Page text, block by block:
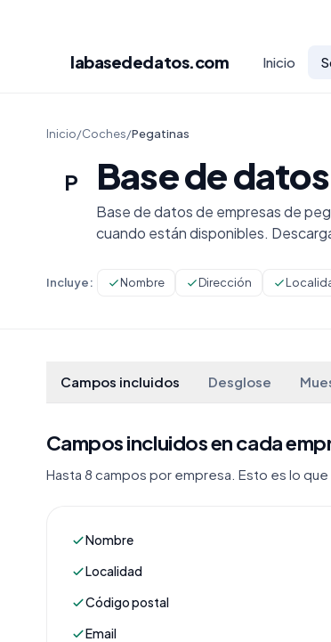
labasededatos.com Inicio
Inicio/Coches/Pegatinas
P Base de
Base de datos de empresas de
cuando están disponibles.
Incluye: Nombre Dirección
Campos incluidos Desglose
Campos incluidos en cada
Hasta 8 campos por empresa. Esto es lo
Nombre
Localidad
Código postal
Email